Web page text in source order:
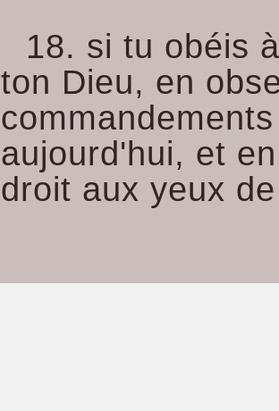
18. si tu obéis
ton Dieu, en
aujourd'hui, et
droit aux yeux